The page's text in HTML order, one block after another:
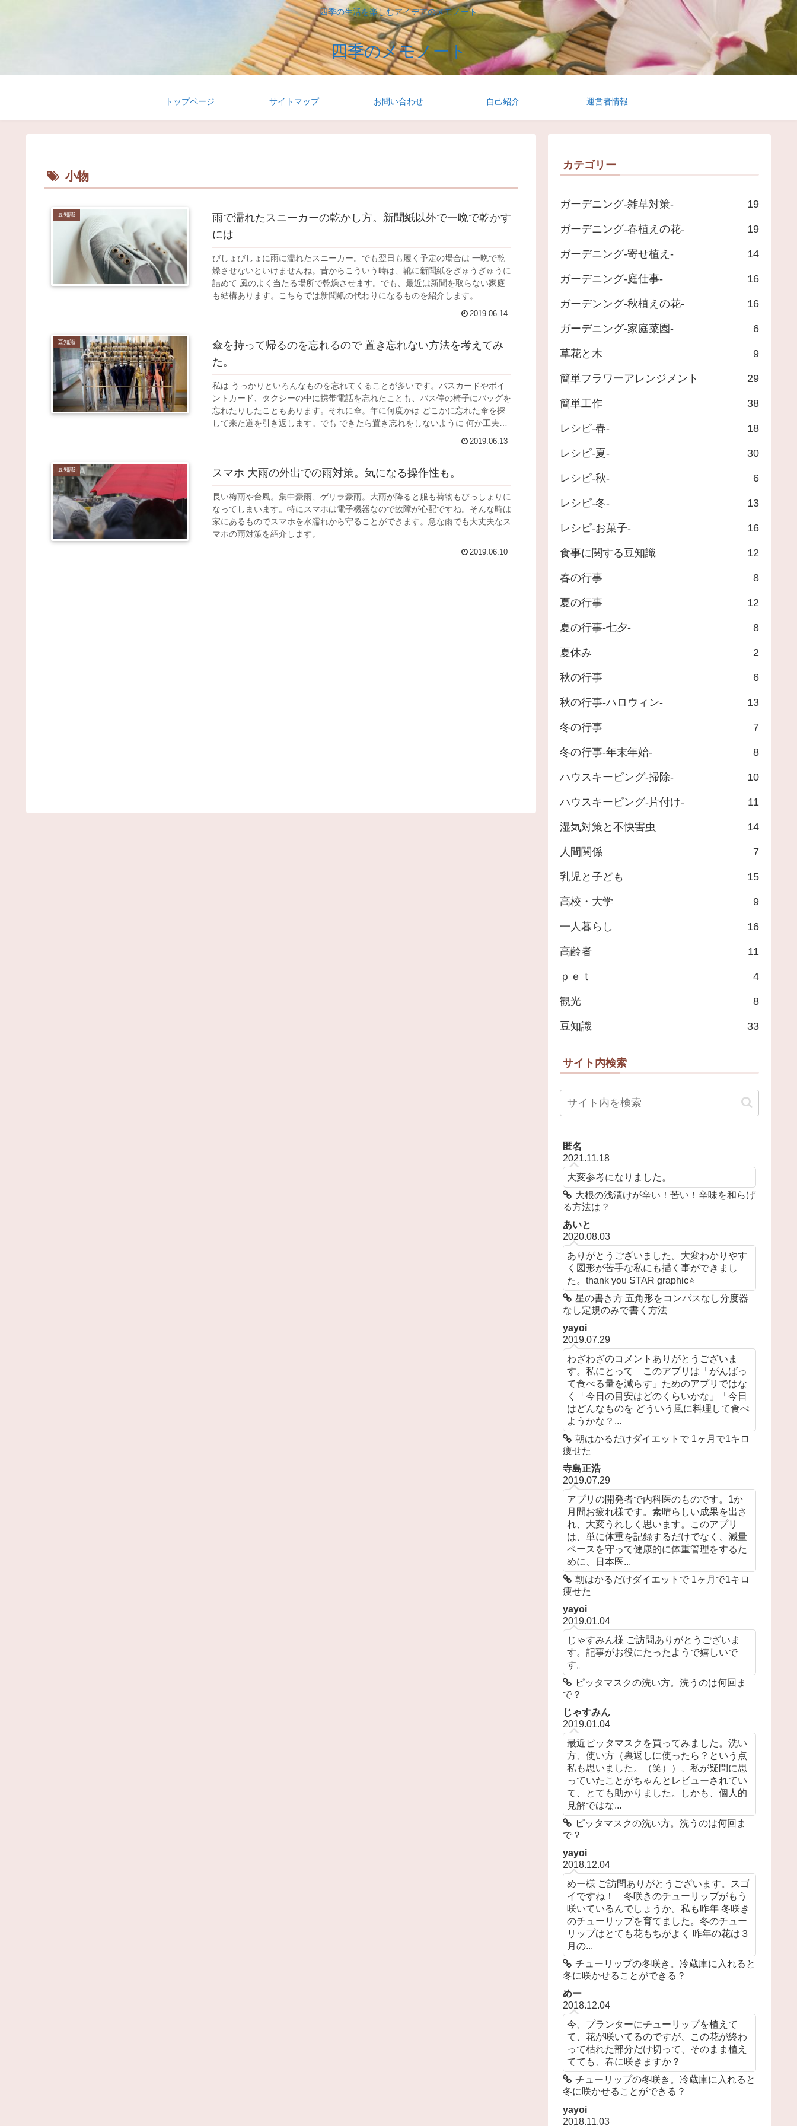
四季の生活を楽しむアイデアのメモノート
四季のメモノート
トップページ サイトマップ お問い合わせ 自己紹介 運営者情報
小物
豆知識
雨で濡れたスニーカーの乾かし方。新聞紙以外で一晩で乾かす
には
びしょびしょに雨に濡れたスニーカー。でも翌日も履く予定の場合は 一晩で乾
燥させないといけませんね。昔からこういう時は、靴に新聞紙をぎゅうぎゅうに
詰めて 風のよく当たる場所で乾燥させます。でも、最近は新聞を取らない家庭
も結構あります。こちらでは新聞紙の代わりになるものを紹介します。
2019.06.14
豆知識
傘を持って帰るのを忘れるので 置き忘れない方法を考えてみ
た。
私は うっかりといろんなものを忘れてくることが多いです。バスカードやポイ
ントカード、タクシーの中に携帯電話を忘れたことも、バス停の椅子にバッグを
忘れたりしたこともあります。それに傘。年に何度かは どこかに忘れた傘を探
して来た道を引き返します。でも できたら置き忘れをしないように 何か工夫が
2019.06.13
豆知識 スマホ 大雨の外出での雨対策。気になる操作性も。
長い梅雨や台風。集中豪雨、ゲリラ豪雨。大雨が降ると服も荷物もびっしょりに
なってしまいます。特にスマホは電子機器なので故障が心配ですね。そんな時は
家にあるものでスマホを水濡れから守ることができます。急な雨でも大丈夫なス
マホの雨対策を紹介します。
2019.06.10
カテゴリー
ガーデニング-雑草対策- 19
ガーデニング-春植えの花- 19
ガーデニング-寄せ植え- 14
ガーデニング-庭仕事- 16
ガーデンング-秋植えの花- 16
ガーデニング-家庭菜園- 6
草花と木 9
簡単フラワーアレンジメント 29
簡単工作 38
レシピ-春- 18
レシピ-夏- 30
レシピ-秋- 6
レシピ-冬- 13
レシピ-お菓子- 16
食事に関する豆知識 12
春の行事 8
夏の行事 12
夏の行事-七夕- 8
夏休み 2
秋の行事 6
秋の行事-ハロウィン- 13
冬の行事 7
冬の行事-年末年始- 8
ハウスキーピング-掃除- 10
ハウスキーピング-片付け- 11
湿気対策と不快害虫 14
人間関係 7
乳児と子ども 15
高校・大学 9
一人暮らし 16
高齢者 11
ｐｅｔ 4
観光 8
豆知識 33
サイト内検索
匿名
2021.11.18
大変参考になりました。
大根の浅漬けが辛い！苦い！辛味を和らげ
る方法は？
あいと
2020.08.03
ありがとうございました。大変わかりやす
く図形が苦手な私にも描く事ができまし
た。thank you STAR graphic⭐️
星の書き方 五角形をコンパスなし分度器
なし定規のみで書く方法
yayoi
2019.07.29
わざわざのコメントありがとうございま
す。私にとって このアプリは「がんばっ
て食べる量を減らす」ためのアプリではな
く「今日の目安はどのくらいかな」「今日
はどんなものを どういう風に料理して食べ
ようかな？...
朝はかるだけダイエットで 1ヶ月で1キロ
痩せた
寺島正浩
2019.07.29
アプリの開発者で内科医のものです。1か
月間お疲れ様です。素晴らしい成果を出さ
れ、大変うれしく思います。このアプリ
は、単に体重を記録するだけでなく、減量
ペースを守って健康的に体重管理をするた
めに、日本医...
朝はかるだけダイエットで 1ヶ月で1キロ
痩せた
yayoi
2019.01.04
じゃすみん様 ご訪問ありがとうございま
す。記事がお役にたったようで嬉しいで
す。
ピッタマスクの洗い方。洗うのは何回ま
で？
じゃすみん
2019.01.04
最近ピッタマスクを買ってみました。洗い
方、使い方（裏返しに使ったら？という点
私も思いました。（笑））、私が疑問に思
っていたことがちゃんとレビューされてい
て、とても助かりました。しかも、個人的
見解ではな...
ピッタマスクの洗い方。洗うのは何回ま
で？
yayoi
2018.12.04
めー様 ご訪問ありがとうございます。スゴ
イですね！ 冬咲きのチューリップがもう
咲いているんでしょうか。私も昨年 冬咲き
のチューリップを育てました。冬のチュー
リップはとても花もちがよく 昨年の花は３
月の...
チューリップの冬咲き。冷蔵庫に入れると
冬に咲かせることができる？
めー
2018.12.04
今、プランターにチューリップを植えて
て、花が咲いてるのですが、この花が終わ
って枯れた部分だけ切って、そのまま植え
てても、春に咲きますか？
チューリップの冬咲き。冷蔵庫に入れると
冬に咲かせることができる？
yayoi
2018.11.03